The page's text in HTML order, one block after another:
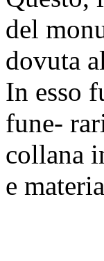
del
dovuta
In esso
fune-
collana
e